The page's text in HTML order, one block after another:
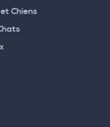
Chiens